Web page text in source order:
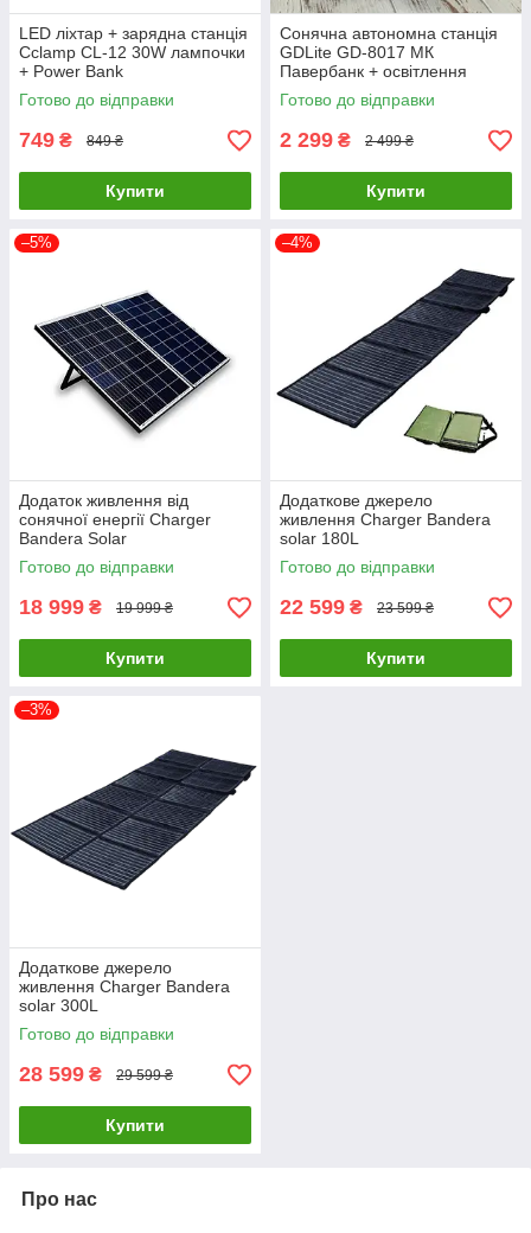
LED ліхтар + зарядна станція
Cclamp CL-12 30W лампочки
+ Power Bank
Готово до відправки
749 ₴ 849 ₴
Купити
Сонячна автономна станція
GDLite GD-8017 МК
Павербанк + освітлення
Готово до відправки
2 299 ₴ 2 499 ₴
Купити
–5%
Додаток живлення від
сонячної енергії Charger
Bandera Solar
Готово до відправки
18 999 ₴ 19 999 ₴
Купити
–4%
Додаткове джерело
живлення Charger Bandera
solar 180L
Готово до відправки
22 599 ₴ 23 599 ₴
Купити
–3%
Додаткове джерело
живлення Charger Bandera
solar 300L
Готово до відправки
28 599 ₴ 29 599 ₴
Купити
Про нас